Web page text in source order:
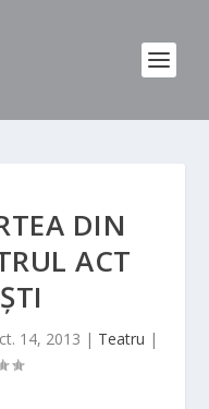
DIN
ACT
14, 2013 | Teatru |